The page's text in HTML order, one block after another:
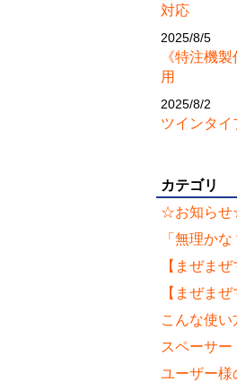
対応
2025/8/5
《特注機
用
2025/8/2
ツインタイ
カテゴリ
☆お知ら
「無理か
【まぜま
【まぜま
こんな使い
スペーサー
ユーザー様